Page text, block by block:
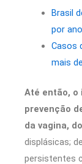
Brasil
por
Casos
mais
Até então, o
prevenção
da vagina,
displásicas;
persistentes